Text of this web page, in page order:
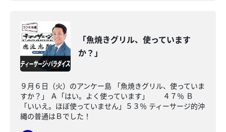
「魚焼きグリル、使っています
か？」
９月６日（火）のアンケー島 「魚焼きグリル、使っていま
すか？」 Ａ「はい。よく使っています」 ４７％ Ｂ
「いいえ。ほぼ使っていません」５３％ ティーサージ的沖
縄の普通はＢでした！